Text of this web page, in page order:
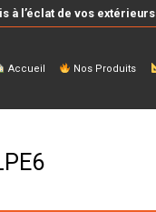
à l’éclat de vos extérieurs
Accueil Nos Produits